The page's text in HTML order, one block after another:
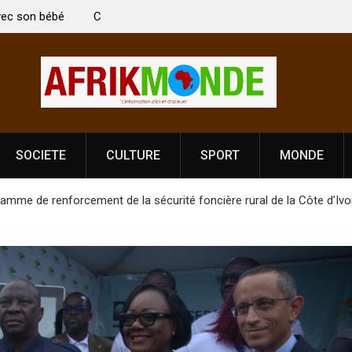
Singh à
de
Côte d’Ivoire, l’opérateur culturel Soldat
prononce
SOCIETE CULTURE SPORT MONDE
de renforcement de la sécurité foncière rural de la Côte